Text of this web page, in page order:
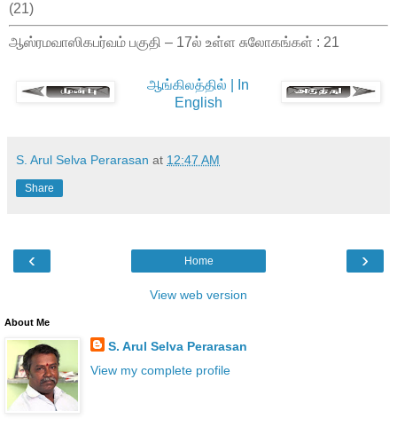
(21)
ஆஸ்ரமவாஸிகபர்வம் பகுதி – 17ல் உள்ள சுலோகங்கள் : 21
ஆங்கிலத்தில் | In
English
S. Arul Selva Perarasan at 12:47 AM
Share
‹ ›
Home
View web version
About Me
S. Arul Selva Perarasan
View my complete profile